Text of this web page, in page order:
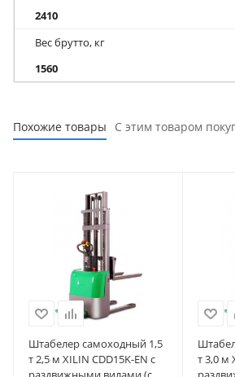
2410
Вес брутто, кг
1560
Похожие товары С этим товаром
Штабелер самоходный 1,5
т 2,5 м XILIN CDD15K-EN с
т 3,0 м